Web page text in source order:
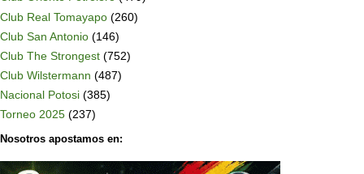
Club Real Tomayapo (260)
Club San Antonio (146)
Club The Strongest (752)
Club Wilstermann (487)
Nacional Potosi (385)
Torneo 2025 (237)
Nosotros apostamos en: